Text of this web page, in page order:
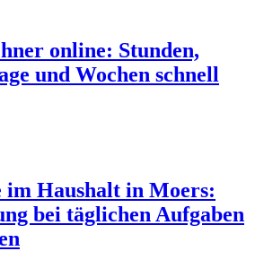
online: Stunden,
und Wochen schnell
Haushalt in Moers:
bei täglichen Aufgaben